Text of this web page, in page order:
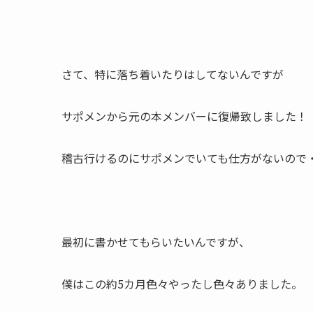
さて、特に落ち着いたりはしてないんですが
サポメンから元の本メンバーに復帰致しました！
稽古行けるのにサポメンでいても仕方がないので
最初に書かせてもらいたいんですが、
僕はこの約5カ月色々やったし色々ありました。